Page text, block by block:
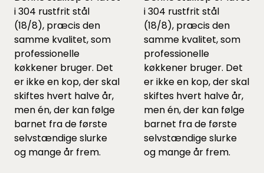
i 304 rustfrit stål
(18/8), præcis den
samme kvalitet, som
professionelle
køkkener bruger. Det
er ikke en kop, der skal
skiftes hvert halve år,
men én, der kan følge
barnet fra de første
selvstændige slurke
og mange år frem.
i 304 rustfrit stål
(18/8), præcis den
samme kvalitet, som
professionelle
køkkener bruger. Det
er ikke en kop, der skal
skiftes hvert halve år,
men én, der kan følge
barnet fra de første
selvstændige slurke
og mange år frem.